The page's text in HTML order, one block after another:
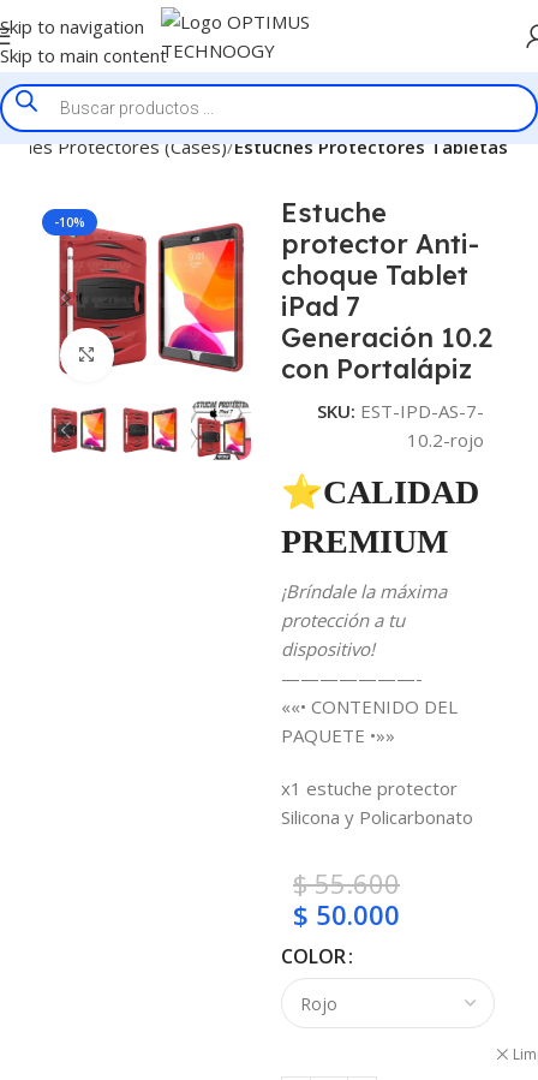
Skip to navigation
Skip to main content
Protectores (Cases) Estuches Protectores Tabletas
-10%
Click to enlarge
Estuche
protector Anti-
choque Tablet
iPad 7
Generación 10.2
con Portalápiz
SKU: EST-IPD-AS-7-
10.2-rojo
⭐CALIDAD
PREMIUM
¡Bríndale la máxima
protección a tu
dispositivo!
———————-
««• CONTENIDO DEL
PAQUETE •»»
x1 estuche protector
Silicona y Policarbonato
$55.600
$ 50.000
COLOR